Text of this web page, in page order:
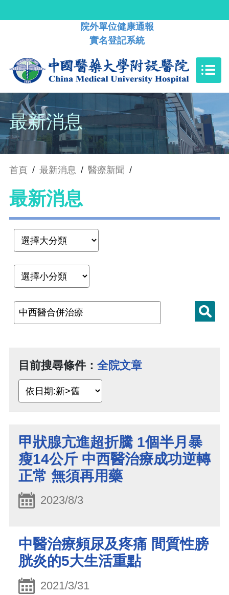
院外單位健康通報
實名登記系統
最新消息
首頁 / 最新消息 / 醫療新聞 /
最新消息
目前搜尋條件： 全院文章
甲狀腺亢進超折騰 1個半月暴
瘦14公斤 中西醫治療成功逆轉
正常 無須再用藥
2023/8/3
中醫治療頻尿及疼痛 間質性膀
胱炎的5大生活重點
2021/3/31